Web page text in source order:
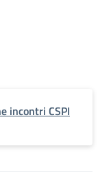
incontri CSPI